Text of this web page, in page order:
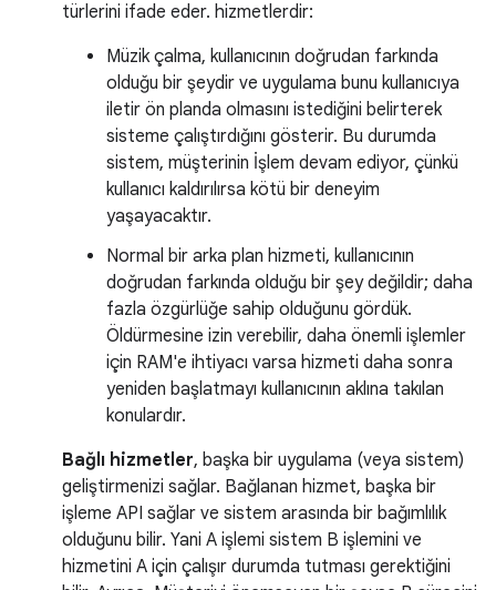
türlerini ifade eder. hizmetlerdir:
Müzik çalma, kullanıcının doğrudan farkında
olduğu bir şeydir ve uygulama bunu kullanıcıya
iletir ön planda olmasını istediğini belirterek
sisteme çalıştırdığını gösterir. Bu durumda
sistem, müşterinin İşlem devam ediyor, çünkü
kullanıcı kaldırılırsa kötü bir deneyim
yaşayacaktır.
Normal bir arka plan hizmeti, kullanıcının
doğrudan farkında olduğu bir şey değildir; daha
fazla özgürlüğe sahip olduğunu gördük.
Öldürmesine izin verebilir, daha önemli işlemler
için RAM'e ihtiyacı varsa hizmeti daha sonra
yeniden başlatmayı kullanıcının aklına takılan
konulardır.
Bağlı hizmetler, başka bir uygulama (veya sistem)
geliştirmenizi sağlar. Bağlanan hizmet, başka bir
işleme API sağlar ve sistem arasında bir bağımlılık
olduğunu bilir. Yani A işlemi sistem B işlemini ve
hizmetini A için çalışır durumda tutması gerektiğini